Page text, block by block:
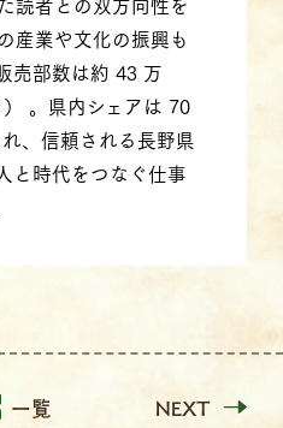
産業や文化の振興も
売部数は約 43 万
。県内シェアは 70
、信頼される長野県
と時代をつなぐ仕事
NEXT
一覧